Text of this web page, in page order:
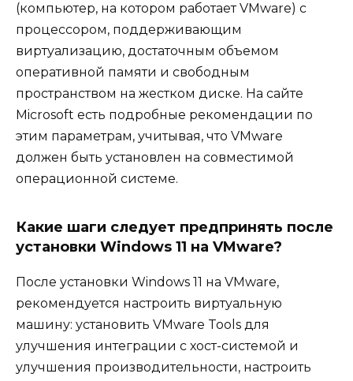
(компьютер, на котором работает VMware) с
процессором, поддерживающим
виртуализацию, достаточным объемом
оперативной памяти и свободным
пространством на жестком диске. На сайте
Microsoft есть подробные рекомендации по
этим параметрам, учитывая, что VMware
должен быть установлен на совместимой
операционной системе.
Какие шаги следует предпринять после
установки Windows 11 на VMware?
После установки Windows 11 на VMware,
рекомендуется настроить виртуальную
машину: установить VMware Tools для
улучшения интеграции с хост-системой и
улучшения производительности, настроить